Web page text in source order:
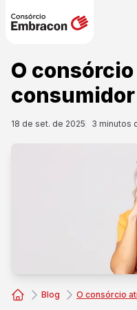
O
18 de set. de 2025 3 minutos
Blog